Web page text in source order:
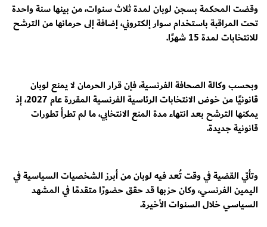
وقضت المحكمة بسجن لوبان لمدة ثلاث سنوات، من بينها سنة واحدة
تحت المراقبة باستخدام سوار إلكتروني، إضافة إلى حرمانها من الترشح
للانتخابات لمدة 15 شهرًا.
وبحسب وكالة الصحافة الفرنسية، فإن قرار الحرمان لا يمنع لوبان
قانونيًا من خوض الانتخابات الرئاسية الفرنسية المقررة عام 2027، إذ
يمكنها الترشح بعد انتهاء مدة المنع الانتخابي، ما لم تطرأ تطورات
قانونية جديدة.
وتأتي القضية في وقت تُعد فيه لوبان من أبرز الشخصيات السياسية في
اليمين الفرنسي، وكان حزبها قد حقق حضورًا متقدمًا في المشهد
السياسي خلال السنوات الأخيرة.